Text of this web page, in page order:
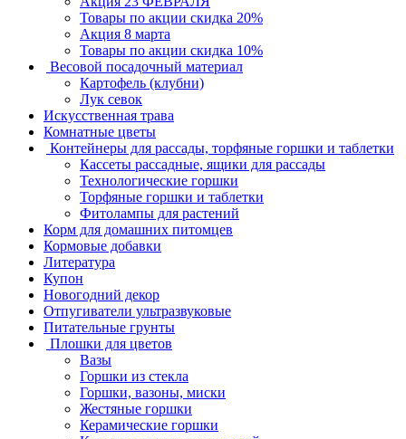
Товары по акции скидка 20%
Акция 8 марта
Товары по акции скидка 10%
Весовой посадочный материал
Картофель (клубни)
Лук севок
Искусственная трава
Комнатные цветы
Контейнеры для рассады, торфяные горшки и таблетки
Кассеты рассадные, ящики для рассады
Технологические горшки
Торфяные горшки и таблетки
Фитолампы для растений
Корм для домашних питомцев
Кормовые добавки
Литература
Купон
Новогодний декор
Отпугиватели ультразвуковые
Питательные грунты
Плошки для цветов
Вазы
Горшки из стекла
Горшки, вазоны, миски
Жестяные горшки
Керамические горшки